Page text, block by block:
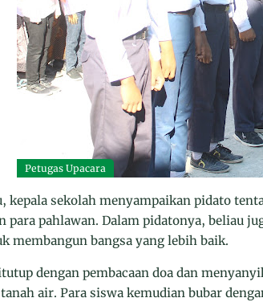
Petugas Upacara
kepala sekolah menyampaikan pidato
para pahlawan. Dalam pidatonya, beliau
membangun bangsa yang lebih baik.
dengan pembacaan doa dan
air. Para siswa kemudian bubar